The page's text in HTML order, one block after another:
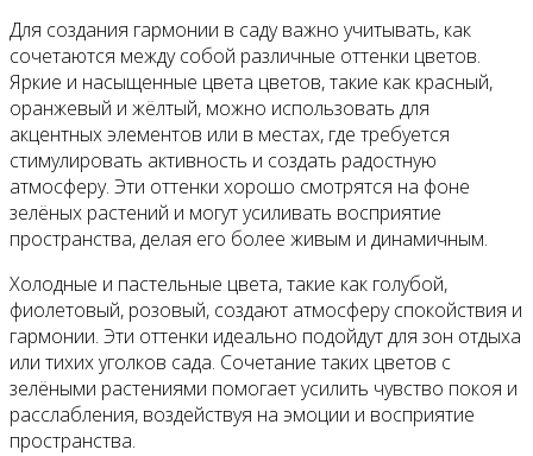
Для создания гармонии в саду важно учитывать, как
сочетаются между собой различные оттенки цветов.
Яркие и насыщенные цвета цветов, такие как красный,
оранжевый и жёлтый, можно использовать для
акцентных элементов или в местах, где требуется
стимулировать активность и создать радостную
атмосферу. Эти оттенки хорошо смотрятся на фоне
зелёных растений и могут усиливать восприятие
пространства, делая его более живым и динамичным.
Холодные и пастельные цвета, такие как голубой,
фиолетовый, розовый, создают атмосферу спокойствия и
гармонии. Эти оттенки идеально подойдут для зон отдыха
или тихих уголков сада. Сочетание таких цветов с
зелёными растениями помогает усилить чувство покоя и
расслабления, воздействуя на эмоции и восприятие
пространства.